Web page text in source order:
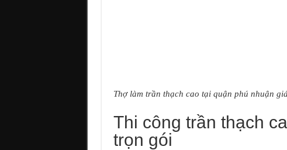
Thợ làm trần thạch cao tại quận phú nhuận
Thi công trần thạch
trọn gói